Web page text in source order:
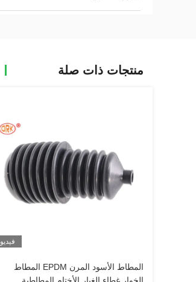
منتجات ذات صلة
فيديو
المطاط الأسود المرن EPDM المطاط